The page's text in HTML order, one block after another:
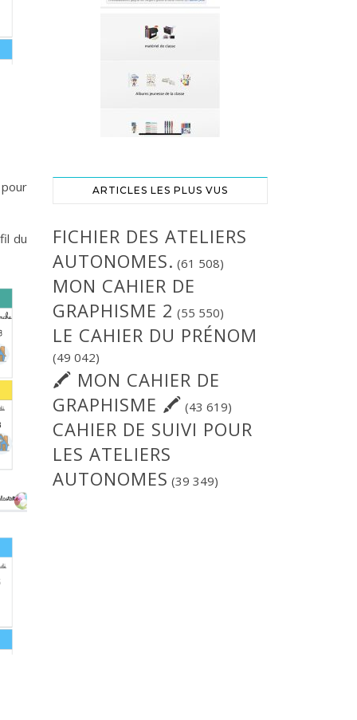
du
ARTICLES LES PLUS VUS
FICHIER DES ATELIERS
AUTONOMES. (61 508)
MON CAHIER DE
GRAPHISME 2 (55 550)
LE CAHIER DU PRÉNOM
(49 042)
🖍 MON CAHIER DE
GRAPHISME 🖍 (43 619)
CAHIER DE SUIVI POUR
LES ATELIERS
AUTONOMES (39 349)